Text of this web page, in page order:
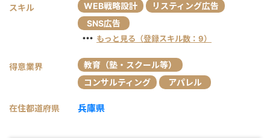
スキル WEB戦略設計
リスティング広告
SNS広告
・・・ もっと見る（登録スキル数：9）
得意業界
教育（塾・スクール等）
コンサルティング
アパレル
在住都道府県 兵庫県